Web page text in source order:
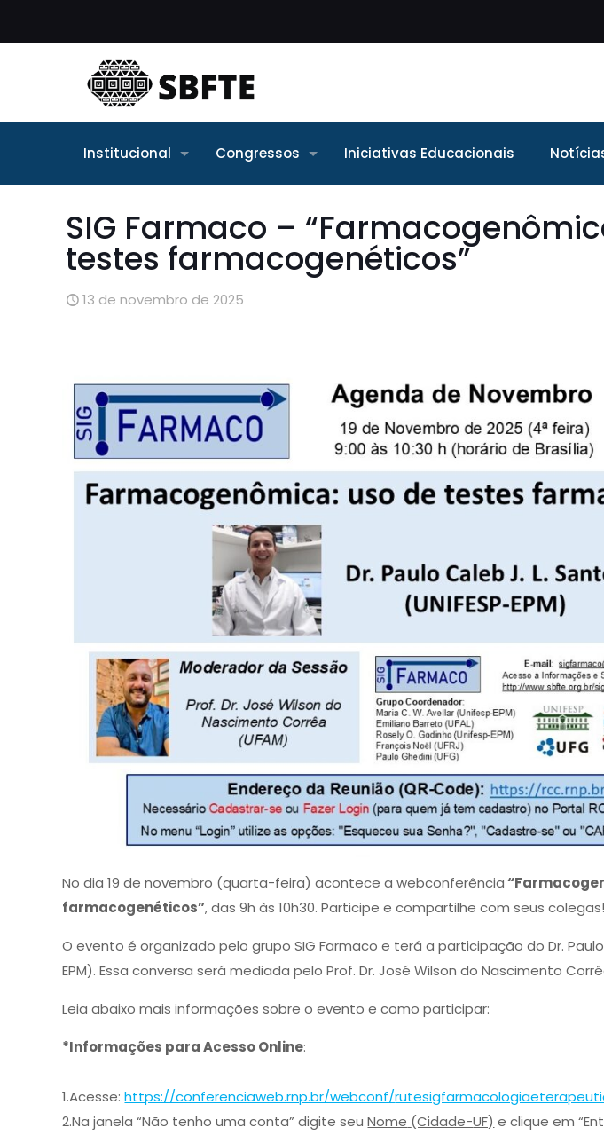
Institucional Congressos Iniciativas Educacionais
SIG Farmaco –
testes farmacogenéticos”
13 de novembro de 2025
No dia 19 de novembro (quarta-feira) acontece a webconferência
farmacogenéticos”, das 9h às 10h30. Participe e compartilhe com seus colegas!
O evento é organizado pelo grupo SIG Farmaco e terá a participação do Dr. Paulo
EPM). Essa conversa será mediada pelo Prof. Dr. José Wilson do Nascimento
Leia abaixo mais informações sobre o evento e como participar:
*Informações para Acesso Online:
1.Acesse:https://conferenciaweb.rnp.br/webconf/
2.Na janela “Não tenho uma conta” digite seuNome (Cidade-UF) e clique em